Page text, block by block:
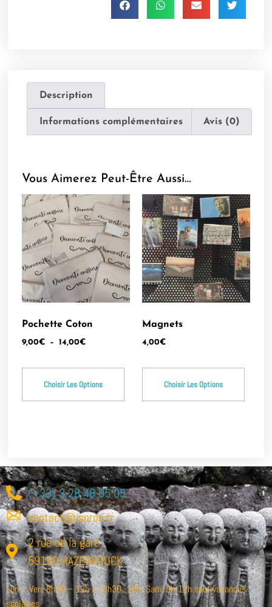
Description
Informations complémentaires Avis (0)
Vous Aimerez Peut-Être Aussi…
Pochette Coton
9,00€ – 14,00€
Choisir Les Options
Magnets
4,00€
Choisir Les Options
(+33) 3 28 48 05 05
contact@isoron.fr
2 rue de la gare
59190 HAZEBROUCK
Lun – Ven: 8h30 – 12h / 13h30 -18h Sam: 9h-12h sauf vacances
scolaires